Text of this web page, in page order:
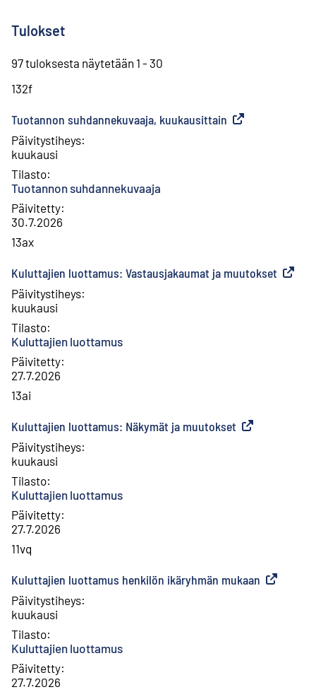
Tulokset
97 tuloksesta näytetään 1 - 30
132f
Tuotannon suhdannekuvaaja, kuukausittain Ulkoinen linkki
Päivitystiheys:
kuukausi
Tilasto:
Tuotannon suhdannekuvaaja
Päivitetty:
30.7.2026
13ax
Kuluttajien luottamus: Vastausjakaumat ja muutokset
Päivitystiheys:
kuukausi
Tilasto:
Kuluttajien luottamus
Päivitetty:
27.7.2026
13ai
Kuluttajien luottamus: Näkymät ja muutokset Ulkoinen linkki
Päivitystiheys:
kuukausi
Tilasto:
Kuluttajien luottamus
Päivitetty:
27.7.2026
11vq
Kuluttajien luottamus henkilön ikäryhmän mukaan Ulkoinen
Päivitystiheys:
kuukausi
Tilasto:
Kuluttajien luottamus
Päivitetty:
27.7.2026